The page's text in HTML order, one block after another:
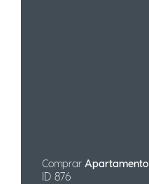
Comprar Apartamento
ID 876